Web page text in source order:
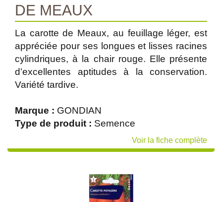
DE MEAUX
La carotte de Meaux, au feuillage léger, est
appréciée pour ses longues et lisses racines
cylindriques, à la chair rouge. Elle présente
d’excellentes aptitudes à la conservation.
Variété tardive.
Marque : GONDIAN
Type de produit : Semence
Voir la fiche complète